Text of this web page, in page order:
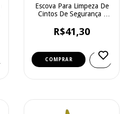
Escova Para Limpeza De
Cintos De Segurança -
R$41,30